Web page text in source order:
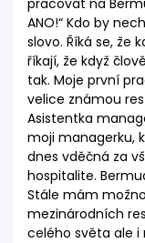
pracovat na
ANO!“ Kdo by
slovo. Říká se, že
říkají, že když
tak. Moje první
velice známou
Asistentka
moji managerku,
dnes vděčná za
hospitalite.
Stále mám
mezinárodních
celého světa ale i